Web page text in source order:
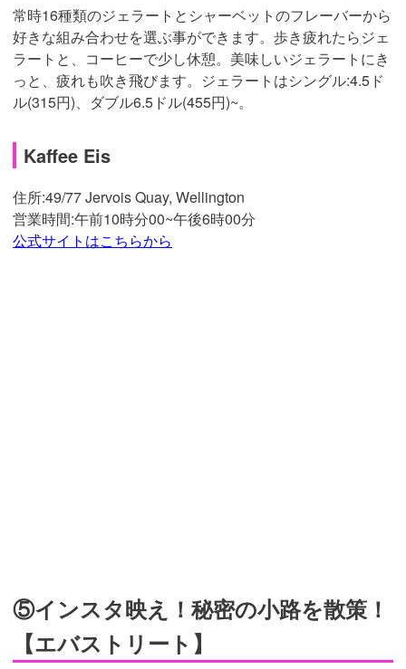
常時16種類のジェラートとシャーベットのフレーバーから
好きな組み合わせを選ぶ事ができます。 歩き疲れたらジェ
ラートと、コーヒーで少し休憩。美味しいジェラートにき
っと、疲れも吹き飛びます。ジェラートはシングル:4.5ド
ル(315円)、ダブル6.5ドル(455円)~。
Kaffee Eis
住所:49/77 Jervois Quay, Wellington
営業時間:午前10時分00~午後6時00分
公式サイトはこちらから
⑤インスタ映え！秘密の小路を散策！
【エバストリート】